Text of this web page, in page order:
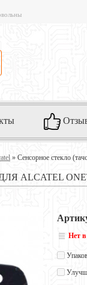
» Сенсорное стекло
ALCATEL
Нет